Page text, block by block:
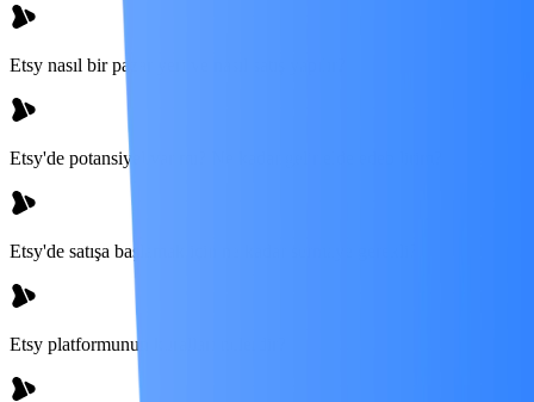
Etsy nasıl bir pazar yeri ve nasıl satış yapılır?
Etsy'de potansiyel var mı? Ne kadar gelir elde edebilirim?
Etsy'de satışa başlamak için ne kadar sermaye gerekli?
Etsy platformunun kuralları nelerdir?